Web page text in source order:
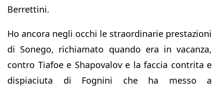
Berrettini.
Ho ancora negli occhi le straordinarie prestazioni
di Sonego, richiamato quando era in vacanza,
contro Tiafoe e Shapovalov e la faccia contrita e
dispiaciuta di Fognini che ha messo a